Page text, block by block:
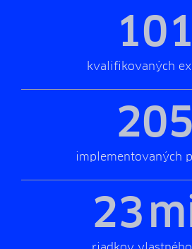
101
kvalifikovaných
205
implementovaných
23